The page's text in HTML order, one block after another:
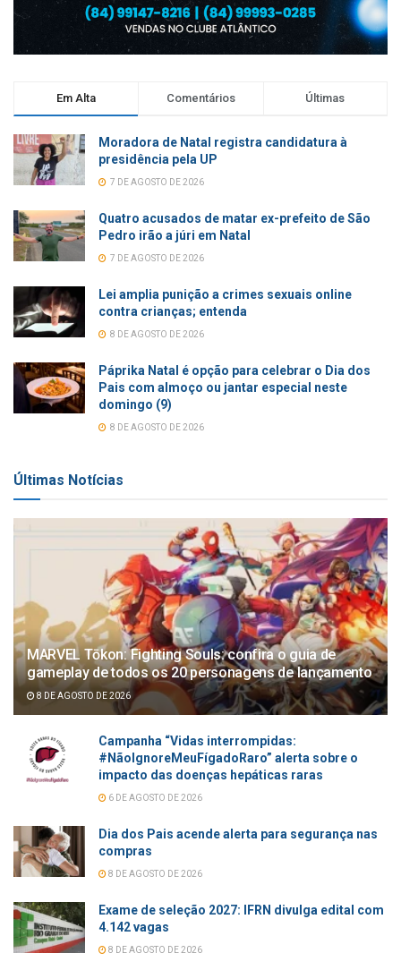
Em Alta Comentários Últimas
Moradora de Natal registra candidatura à
presidência pela UP
7 DE AGOSTO DE 2026
Quatro acusados de matar ex-prefeito de São
Pedro irão a júri em Natal
7 DE AGOSTO DE 2026
Lei amplia punição a crimes sexuais online
contra crianças; entenda
8 DE AGOSTO DE 2026
Páprika Natal é opção para celebrar o Dia dos
Pais com almoço ou jantar especial neste
domingo (9)
8 DE AGOSTO DE 2026
Últimas Notícias
MARVEL Tōkon: Fighting Souls: confira o guia de
gameplay de todos os 20 personagens de lançamento
8 DE AGOSTO DE 2026
Campanha “Vidas interrompidas:
#NãoIgnoreMeuFígadoRaro” alerta sobre o
impacto das doenças hepáticas raras
6 DE AGOSTO DE 2026
Dia dos Pais acende alerta para segurança nas
compras
8 DE AGOSTO DE 2026
Exame de seleção 2027: IFRN divulga edital com
4.142 vagas
8 DE AGOSTO DE 2026